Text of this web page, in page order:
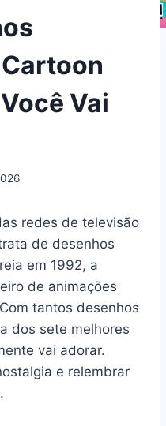
Vai
redes de televisão
de desenhos
em 1992, a
de animações
tantos desenhos
dos sete melhores
vai adorar.
e relembrar